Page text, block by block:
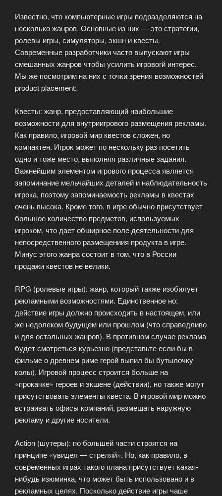
Известно, что компьютерные игры подразделяются на
несколько жанров. Основные из них — это стратегии,
ролевы игры, симуляторы, экшн и квесты.
Современные разработчики часто выпускают игры
смешанных жанров чтобы усилить игровогй интерес.
Мы же посмотрим на них с точки зрения возможностей
product placement:
Квесты: жанр, предоставляющий наибольшие
возможности для внутриигрового размещения рекламы.
Как правило, игровой мир квестов сложен, но
компактен. Игрок может по нескольку раз посетить
одно и тоже место, выполняя различные задания.
Важнейшим элементом игрового процесса является
запоминание мельчайших деталей и наблюдательность
игрока, поэтому запоминаемость рекламы в квестах
очень высока. Кроме того, в игре обычно присутствует
большое количество предметов, используемых
игроком, что дает обширное поле деятельности для
непосредственного размещениия продукта в игре.
Минус этого жанра состоит в том, что в России
продажи квестов не велики.
RPG (ролевые игры): жанр, который также изобилует
рекламными возможностями. Единственное но:
действие игры должно происходить в настоящем, или
же недолеком будущем или прошлом (что справедливо
и для остальных жанров). В противном случае реклама
будет смотреться курьезно (представьте если бы в
фильме о древнем риме герой выпил бы бутылочку
колы). Игровой процесс строится больше на
«прокачке» героев и экшене (действии), но также могут
присутствовать элементы квеста. В игровой мир можно
встраивать офисы компаний, размещать наружную
рекламу и другие носители.
Action (шутеры): по большей части строятся на
принципе «увидел — стреляй». Но, как правило, в
современных играх такого плана присутствует какая-
нибудь изюминка, что может быть использовано и в
рекламных целях. Посколько действие игры чаше